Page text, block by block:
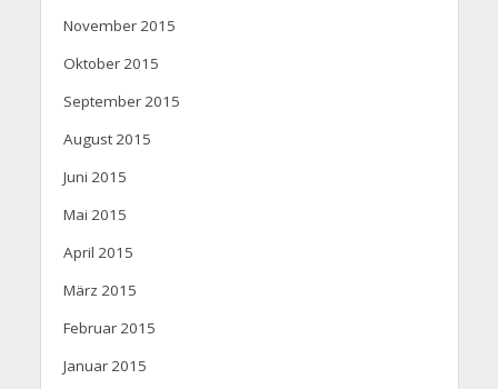
November 2015
Oktober 2015
September 2015
August 2015
Juni 2015
Mai 2015
April 2015
März 2015
Februar 2015
Januar 2015